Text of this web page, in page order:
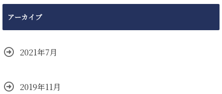
アーカイブ
2021年7月
2019年11月